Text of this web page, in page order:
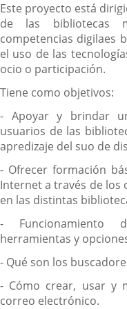
Este proyecto está
de las bibliotecas
competencias digilaes
el uso de las
ocio o participación.
Tiene como objetivos:
- Apoyar y brindar
usuarios de las
apredizaje del suo de
- Ofrecer formación
Internet a través de los
en las distintas
- Funcionamiento
herramientas y
- Qué son los
- Cómo crear, usar y
correo electrónico.